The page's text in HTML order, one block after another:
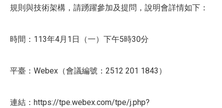
規則與技術架構，請踴躍參加及提問，說明會詳情如下：
時間：113年4月1日（一）下午5時30分
​平臺：Webex（會議編號：2512 201 1843）
​連結：https://tpe.webex.com/tpe/j.php?